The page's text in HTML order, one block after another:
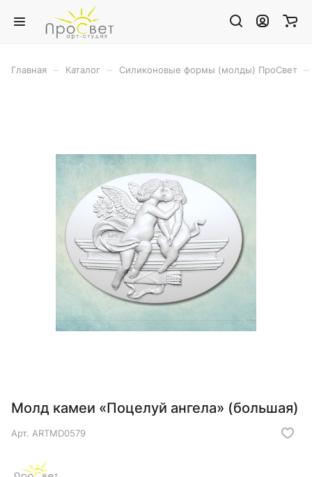
Главная Каталог Силиконовые формы (молды) ПроСвет
Молд камеи «Поцелуй ангела» (большая)
Арт. ARTMD0579